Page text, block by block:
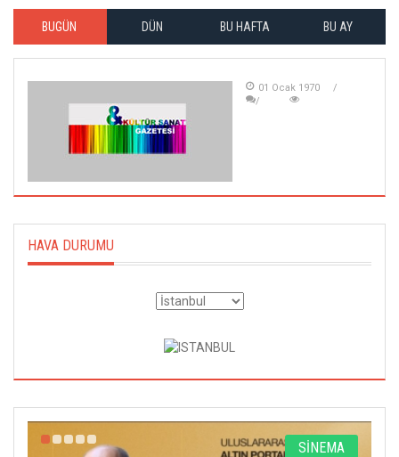
BUGÜN DÜN BU HAFTA BU AY
01 Ocak 1970
HAVA DURUMU
SİNEMA